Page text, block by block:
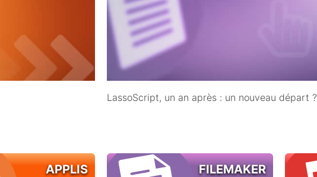
LassoScript, un an après : un nouveau départ ?
APPLIS FILEMAKER